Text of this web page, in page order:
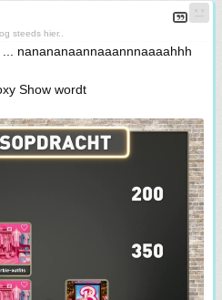
steeds hier..
nanananaannaaannnaaaahhh
Show wordt